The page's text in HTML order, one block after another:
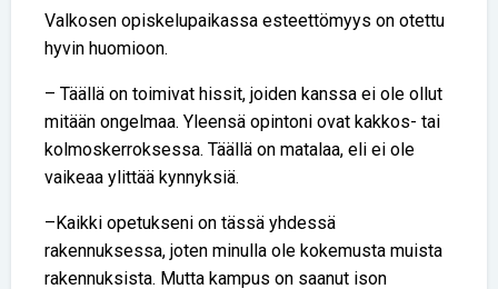
Valkosen opiskelupaikassa esteettömyys on otettu
hyvin huomioon.
– Täällä on toimivat hissit, joiden kanssa ei ole ollut
mitään ongelmaa. Yleensä opintoni ovat kakkos- tai
kolmoskerroksessa. Täällä on matalaa, eli ei ole
vaikeaa ylittää kynnyksiä.
–Kaikki opetukseni on tässä yhdessä
rakennuksessa, joten minulla ole kokemusta muista
rakennuksista. Mutta kampus on saanut ison